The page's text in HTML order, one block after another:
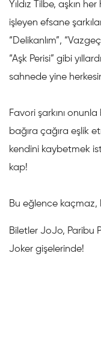
Yıldız Tilbe, aşkın
işleyen efsane
“Delikanlım”,
“Aşk Perisi” gibi
sahnede yine
Favori şarkını
bağıra çağıra eşlik
kendini kaybetmek
kap!
Bu eğlence kaçmaz,
Biletler JoJo, Paribu
Joker gişelerinde!